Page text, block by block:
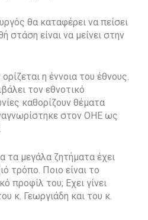
θα καταφέρει να πείσει
στάση είναι να μείνει στην
η έννοια του έθνους.
τον εθνοτικό
καθορίζουν θέματα
στον ΟΗΕ ως
τα μεγάλα ζητήματα έχει
τρόπο. Ποιο είναι το
προφίλ του; Εχει γίνει
κ. Γεωργιάδη και του κ.